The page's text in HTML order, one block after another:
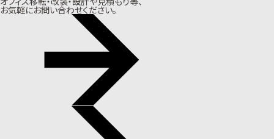
お気軽にお問い合わせください。